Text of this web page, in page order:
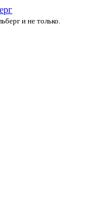
и не только.